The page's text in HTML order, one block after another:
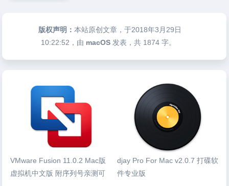
版权声明：本站原创文章，于2018年3月29日
10:22:52 ，由 macOS 发表，共 1874 字。
VMware Fusion 11.0.2 Mac版
虚拟机中文版 附序列号亲测可
djay Pro For Mac v2.0.7 打碟软
件专业版